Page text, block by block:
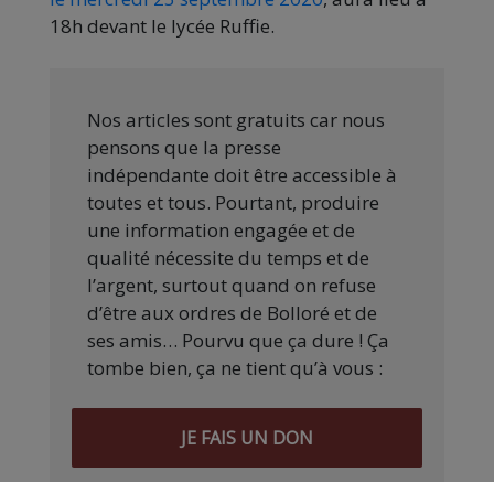
18h devant le lycée Ruffie.
Nos articles sont gratuits car nous
pensons que la presse
indépendante doit être accessible à
toutes et tous. Pourtant, produire
une information engagée et de
qualité nécessite du temps et de
l’argent, surtout quand on refuse
d’être aux ordres de Bolloré et de
ses amis… Pourvu que ça dure ! Ça
tombe bien, ça ne tient qu’à vous :
JE FAIS UN DON